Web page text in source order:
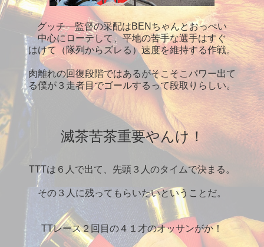
グッチ―監督の采配はBENちゃんとおっぺい
中心にローテして、平地の苦手な選手はすぐ
はけて（隊列からズレる）速度を維持する作戦。
肉離れの回復段階ではあるがそこそこパワー出て
る僕が３走者目でゴールするって段取りらしい。
滅茶苦茶重要やんけ！
TTTは６人で出て、先頭３人のタイムで決まる。
その３人に残ってもらいたいということだ。
TTレース２回目の４１才のオッサンがか！